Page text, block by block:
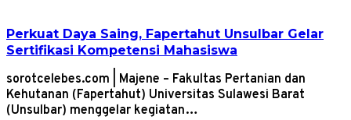
Perkuat Daya Saing, Fapertahut Unsulbar Gelar
Sertifikasi Kompetensi Mahasiswa
sorotcelebes.com | Majene – Fakultas Pertanian dan
Kehutanan (Fapertahut) Universitas Sulawesi Barat
(Unsulbar) menggelar kegiatan…